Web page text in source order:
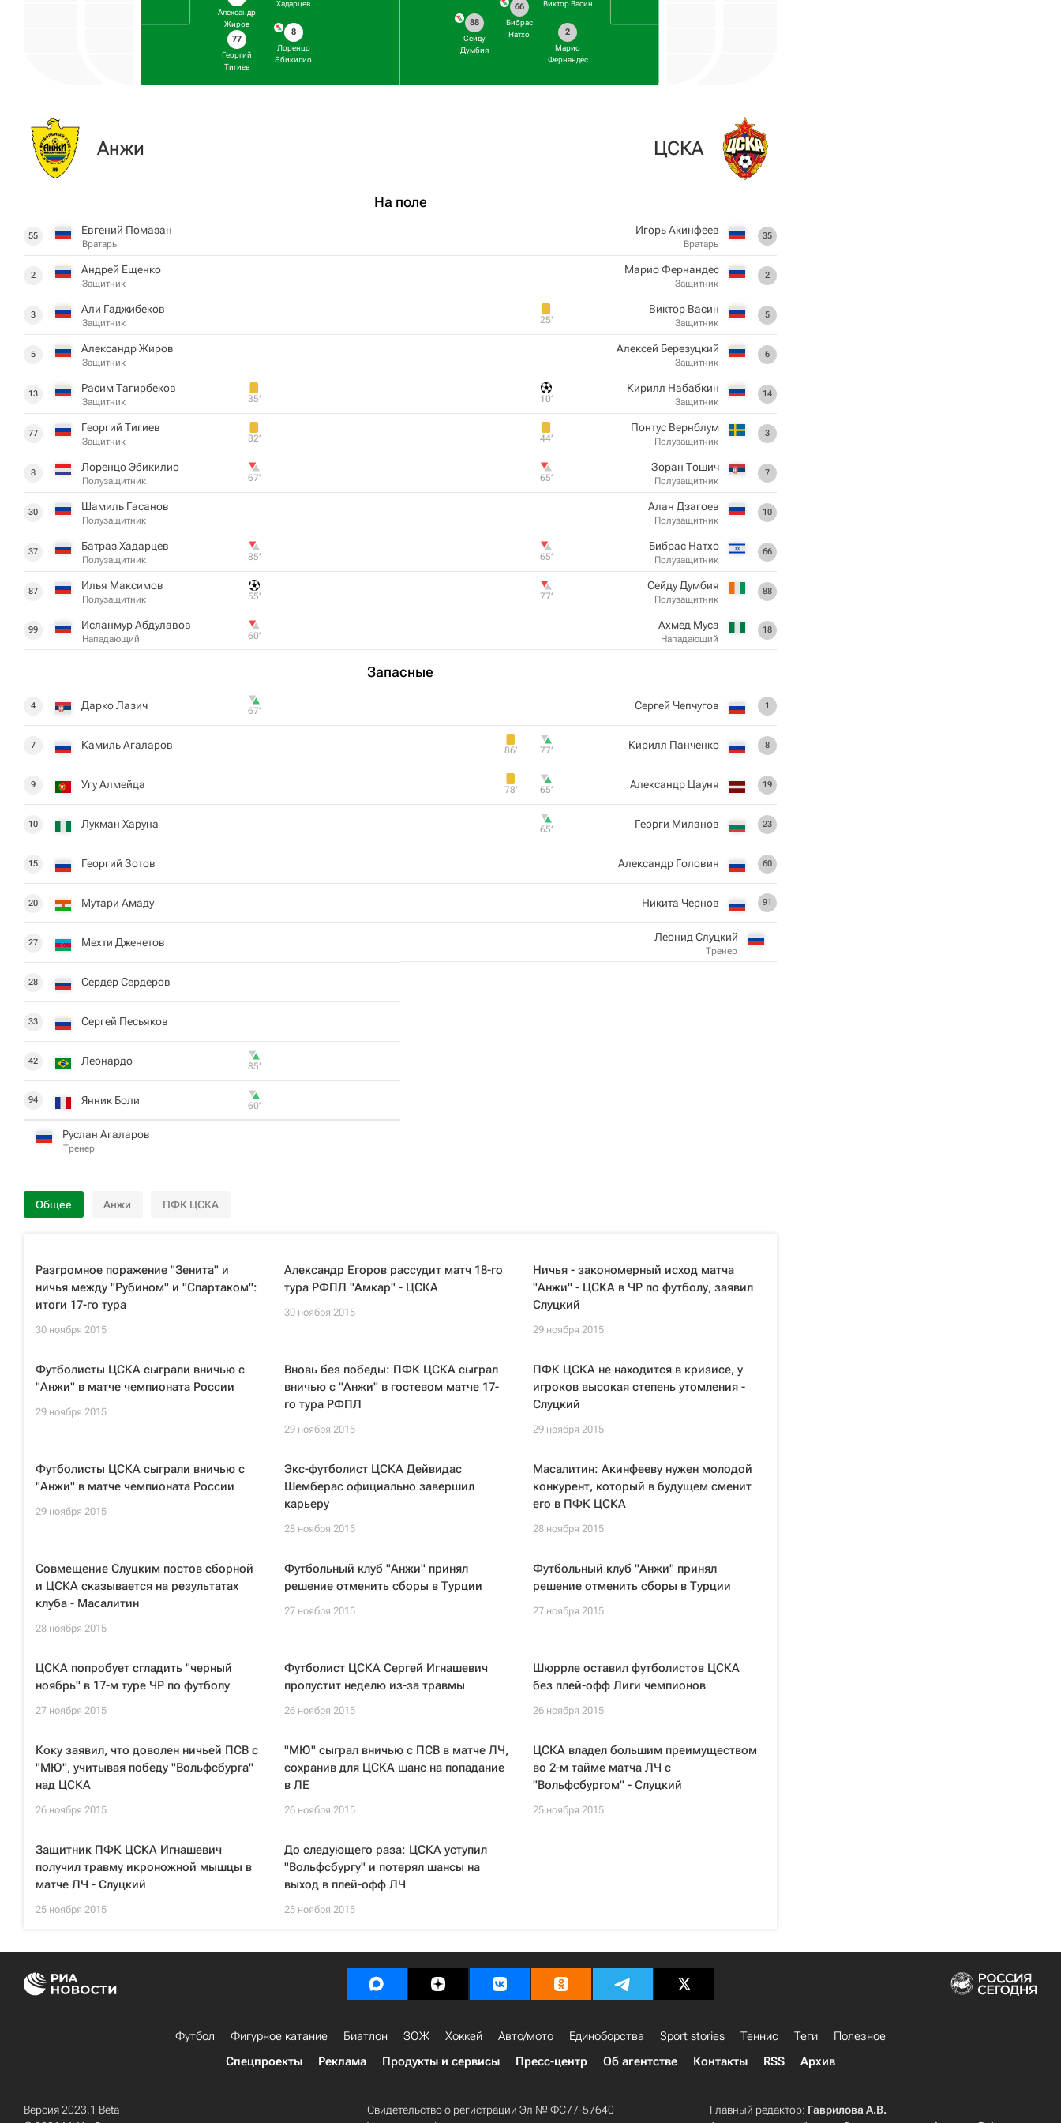
Александр
Жиров
77
Георгий
Тигиев
Хадарцев
8
Лоренцо
Эбикилио
Виктор Васин
2
Марио
Фернандес
66
Бибрас
Натхо
88
Сейду
Думбия
Анжи
На поле
55 Евгений Помазан
Вратарь
2 Андрей Ещенко
Защитник
3 Али Гаджибеков
Защитник
5 Александр Жиров
Защитник
13 Расим Тагирбеков
Защитник 35‎’‎
77 Георгий Тигиев
Защитник 82‎’‎
8 Лоренцо Эбикилио
Полузащитник 67‎’‎
30 Шамиль Гасанов
Полузащитник
37 Батраз Хадарцев
Полузащитник 85‎’‎
87 Илья Максимов
Полузащитник 55‎’‎
99 Исланмур Абдулавов
Нападающий 60‎’‎
Запасные
4 Дарко Лазич 67‎’‎
7 Камиль Агаларов
9 Угу Алмейда
10 Лукман Харуна
15 Георгий Зотов
20 Мутари Амаду
27 Мехти Дженетов
28 Сердер Сердеров
33 Сергей Песьяков
42 Леонардо 85‎’‎
94 Янник Боли 60‎’‎
Руслан Агаларов
Тренер
ЦСКА
35
Игорь Акинфеев
Вратарь
2
Марио Фернандес
Защитник
5
Виктор Васин
Защитник
25‎’‎
6
Алексей Березуцкий
Защитник
14
Кирилл Набабкин
Защитник
10‎’‎
3
Понтус Вернблум
Полузащитник
44‎’‎
7
Зоран Тошич
Полузащитник
65‎’‎
10
Алан Дзагоев
Полузащитник
66
Бибрас Натхо
Полузащитник
65‎’‎
88
Сейду Думбия
Полузащитник
77‎’‎
18
Ахмед Муса
Нападающий
1
Сергей Чепчугов
8
Кирилл Панченко
77‎’‎
86‎’‎
19
Александр Цауня
65‎’‎
78‎’‎
23
Георги Миланов
65‎’‎
60
Александр Головин
91
Никита Чернов
Леонид Слуцкий
Тренер
Общее Анжи ПФК ЦСКА
Разгромное поражение "Зенита" и
ничья между "Рубином" и "Спартаком":
итоги 17-го тура
30 ноября 2015
Александр Егоров рассудит матч 18-го
тура РФПЛ "Амкар" - ЦСКА
30 ноября 2015
Ничья - закономерный исход матча
"Анжи" - ЦСКА в ЧР по футболу, заявил
Слуцкий
29 ноября 2015
Футболисты ЦСКА сыграли вничью с
"Анжи" в матче чемпионата России
29 ноября 2015
Вновь без победы: ПФК ЦСКА сыграл
вничью с "Анжи" в гостевом матче 17-
го тура РФПЛ
29 ноября 2015
ПФК ЦСКА не находится в кризисе, у
игроков высокая степень утомления -
Слуцкий
29 ноября 2015
Футболисты ЦСКА сыграли вничью с
"Анжи" в матче чемпионата России
29 ноября 2015
Экс-футболист ЦСКА Дейвидас
Шемберас официально завершил
карьеру
28 ноября 2015
Масалитин: Акинфееву нужен молодой
конкурент, который в будущем сменит
его в ПФК ЦСКА
28 ноября 2015
Совмещение Слуцким постов сборной
и ЦСКА сказывается на результатах
клуба - Масалитин
28 ноября 2015
Футбольный клуб "Анжи" принял
решение отменить сборы в Турции
27 ноября 2015
Футбольный клуб "Анжи" принял
решение отменить сборы в Турции
27 ноября 2015
ЦСКА попробует сгладить "черный
ноябрь" в 17-м туре ЧР по футболу
27 ноября 2015
Футболист ЦСКА Сергей Игнашевич
пропустит неделю из-за травмы
26 ноября 2015
Шюррле оставил футболистов ЦСКА
без плей-офф Лиги чемпионов
26 ноября 2015
Коку заявил, что доволен ничьей ПСВ с
"МЮ", учитывая победу "Вольфсбурга"
над ЦСКА
26 ноября 2015
"МЮ" сыграл вничью с ПСВ в матче ЛЧ,
сохранив для ЦСКА шанс на попадание
в ЛЕ
26 ноября 2015
ЦСКА владел большим преимуществом
во 2-м тайме матча ЛЧ с
"Вольфсбургом" - Слуцкий
25 ноября 2015
Защитник ПФК ЦСКА Игнашевич
получил травму икроножной мышцы в
матче ЛЧ - Слуцкий
25 ноября 2015
До следующего раза: ЦСКА уступил
"Вольфсбургу" и потерял шансы на
выход в плей-офф ЛЧ
25 ноября 2015
Футбол Фигурное катание Биатлон ЗОЖ Хоккей Авто/мото Единоборства Sport stories Теннис Теги
Полезное
Спецпроекты
Реклама Продукты и сервисы Пресс-центр Об агентстве Контакты RSS Архив
Версия 2023.1 Beta
Свидетельство о регистрации Эл № ФС77-57640
Главный редактор: Гаврилова А.В.